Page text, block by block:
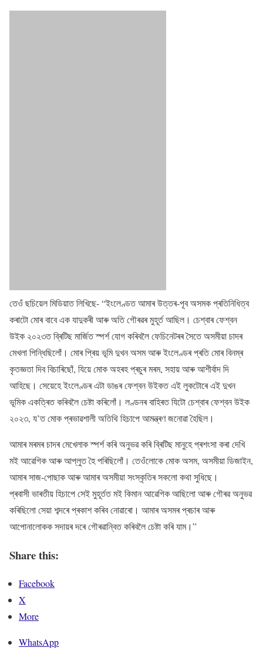
তেওঁ ছচিয়েল মিডিয়াত লিখিছে- “ইংলেণ্ডত আমাৰ উত্তৰ-পূব অসমক প্ৰতিনিধিত্ব
কৰাটো মোৰ বাবে এক যাদুকৰী আৰু অতি গৌৰৱৰ মুহূৰ্ত আছিল। চেশ্বাৰ ফেশ্বন
উইক ২০২৩ত ব্ৰিটিছ মাৰ্জিত স্পৰ্শ যোগ কৰিবলৈ ফেচিনেটৰৰ সৈতে অসমীয়া চাদৰ
মেখলা পিন্ধিছিলোঁ। মোৰ প্ৰিয় ভূমি দুখন অসম আৰু ইংলেণ্ডৰ প্ৰতি মোৰ বিনম্ৰ
কৃতজ্ঞতা দিব বিচাৰিছোঁ, যিয়ে মোক অহৰহ প্ৰচুৰ মৰম, সহায় আৰু আশীৰ্বাদ দি
আহিছে। সেয়েহে ইংলেণ্ডৰ এটা ডাঙৰ ফেশ্বন উইকত এই লুকটোৰে এই দুখন
ভূমিক একত্ৰিত কৰিবলৈ চেষ্টা কৰিলোঁ। লণ্ডনৰ বাহিৰত যিটো চেশ্বাৰ ফেশ্বন উইক
২০২৩, য’ত মোক প্ৰভাৱশালী অতিথি হিচাপে আমন্ত্ৰণ জনোৱা হৈছিল।
আমাৰ মৰমৰ চাদৰ মেখেলাক স্পৰ্শ কৰি অনুভৱ কৰি ব্ৰিটিছ মানুহে প্ৰশংসা কৰা দেখি
মই আৱেগিক আৰু আপ্লুত হৈ পৰিছিলোঁ। তেওঁলোকে মোক অসম, অসমীয়া ডিজাইন,
আমাৰ সাজ-পোছাক আৰু আমাৰ অসমীয়া সংস্কৃতিৰ সকলো কথা সুধিছে।
প্ৰবাসী ভাৰতীয় হিচাপে সেই মুহূৰ্তত মই কিমান আৱেগিক আছিলো আৰু গৌৰৱ অনুভৱ
কৰিছিলো সেয়া শব্দৰে প্ৰকাশ কৰিব নোৱাৰো। আমাৰ অসমৰ প্ৰচাৰ আৰু
আপোনালোকক সদায়ৰ দৰে গৌৰৱান্বিত কৰিবলৈ চেষ্টা কৰি যাম।”
Share this:
Facebook
X
More
WhatsApp